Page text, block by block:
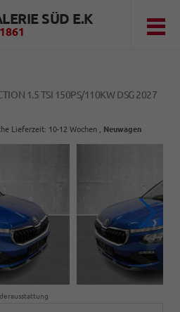
SÜD E.K
1.5 TSI 150PS/110KW DSG 2027
Lieferzeit: 10-12 Wochen , Neuwagen